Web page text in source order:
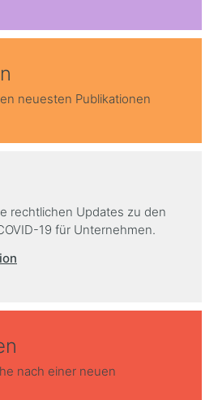
neuesten Publikationen
rechtlichen Updates zu den
19 für Unternehmen.
nach einer neuen